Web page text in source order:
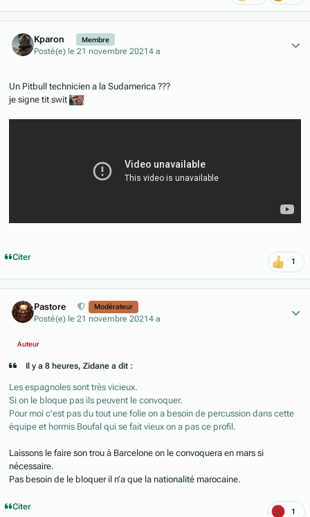
Kparon Membre
Posté(e) le 21 novembre 20214 a
Un Pitbull technicien a la Sudamerica ???
je signe tit swit
Citer 1
Pastore Modérateur
Posté(e) le 21 novembre 20214 a
Auteur
Il y a 8 heures, Zidane a dit :
Les espagnoles sont très vicieux.
Si on le bloque pas ils peuvent le convoquer.
Pour moi c'est pas du tout une folie on a besoin de percussion dans cette
équipe et hormis Boufal qui se fait vieux on a pas ce profil.
Laissons le faire son trou à Barcelone on le convoquera en mars si
nécessaire.
Pas besoin de le bloquer il n’a que la nationalité marocaine.
Citer 1